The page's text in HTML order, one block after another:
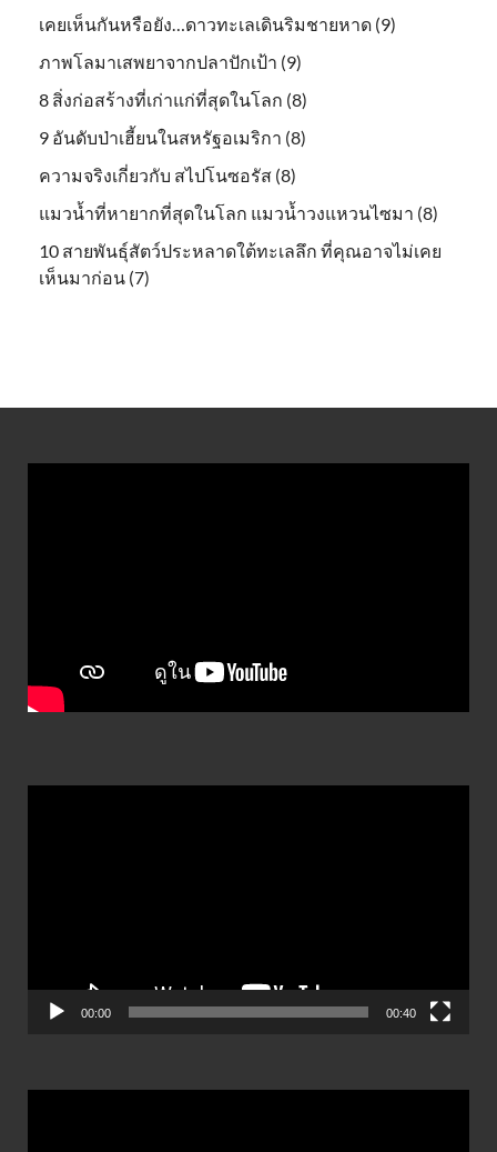
เคยเห็นกันหรือยัง…ดาวทะเลเดินริมชายหาด (9)
ภาพโลมาเสพยาจากปลาปักเป้า (9)
8 สิ่งก่อสร้างที่เก่าแก่ที่สุดในโลก (8)
9 อันดับป่าเฮี้ยนในสหรัฐอเมริกา (8)
ความจริงเกี่ยวกับ สไปโนซอรัส (8)
แมวน้ำที่หายากที่สุดในโลก แมวน้ำวงแหวนไซมา (8)
10 สายพันธุ์สัตว์ประหลาดใต้ทะเลลึก ที่คุณอาจไม่เคย
เห็นมาก่อน (7)
00:00 00:40